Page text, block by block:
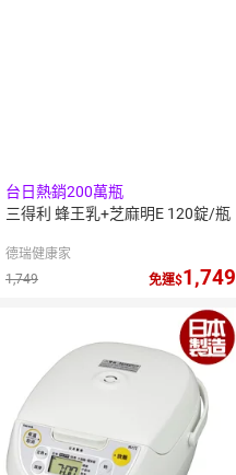
台日熱銷200萬瓶
三得利 蜂王乳+芝麻明E 120錠/瓶
德瑞健康家
1,749
免運 1,749